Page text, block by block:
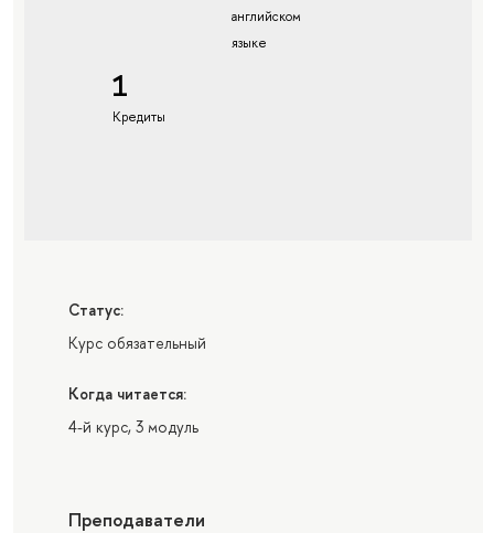
английском
языке
1
Кредиты
Статус:
Курс обязательный
Когда читается:
4-й курс, 3 модуль
Преподаватели